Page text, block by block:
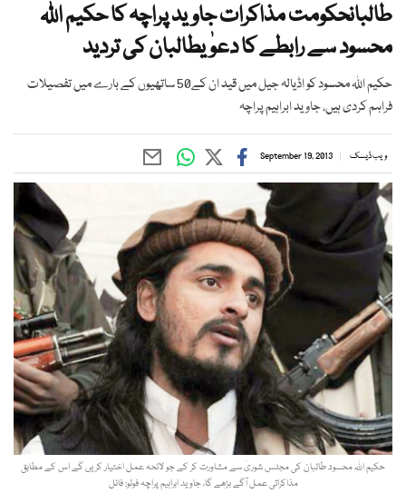
طالبانحکومت مذاکرات جاوید پراچہ کا حکیم اللہ
محسود سے رابطے کا دعوٰیطالبان کی تردید
حکیم اللہ محسود کو اڈیالہ جیل میں قید ان کے50 ساتھیوں کے بارے میں تفصیلات
فراہم کردی ہیں، جاوید ابراہیم پراچہ
ویب ڈیسک September 19, 2013
حکیم اللہ محسود طالبان کی مجلس شوریٰ سے مشاورت کر کے جو لائحہ عمل اختیار کریں گے اس کے مطابق
مذاکراتی عمل آگے بڑھے گا، جاوید ابراہیم پراچہ فوٹو: فائل